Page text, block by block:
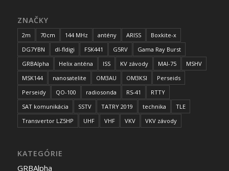
ZNAČKY
2m 70cm 144 MHz antény ARISS
Boxkite-x
DG7YBN
dl-fldigi FSK441 G5RV
Gama Ray Burst
GRBAlpha
Helix anténa ISS KV závody MAI-75
MSHV
MSK144
nanosatelite OM3AU OM3KSI
Perseids
Perseidy
QO-100 radiosonda RS-41
RTTY
SAT komunikácia
SSTV TATRY 2019 technika
TLE
Transvertor LZ5HP
UHF VHF VKV VKV závody
KATEGÓRIE
GRBAlpha